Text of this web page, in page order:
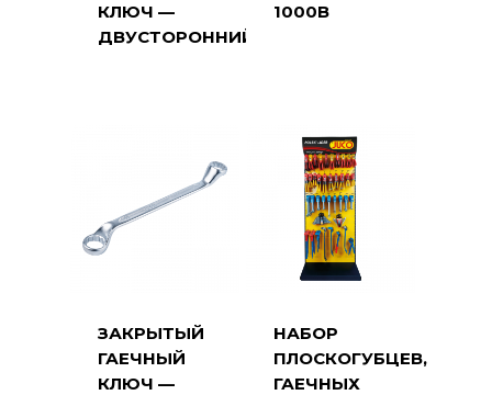
КЛЮЧ —
ДВУСТОРОННИЙ
1000В
ЗАКРЫТЫЙ
ГАЕЧНЫЙ
КЛЮЧ —
НАБОР
ПЛОСКОГУБЦЕВ,
ГАЕЧНЫХ